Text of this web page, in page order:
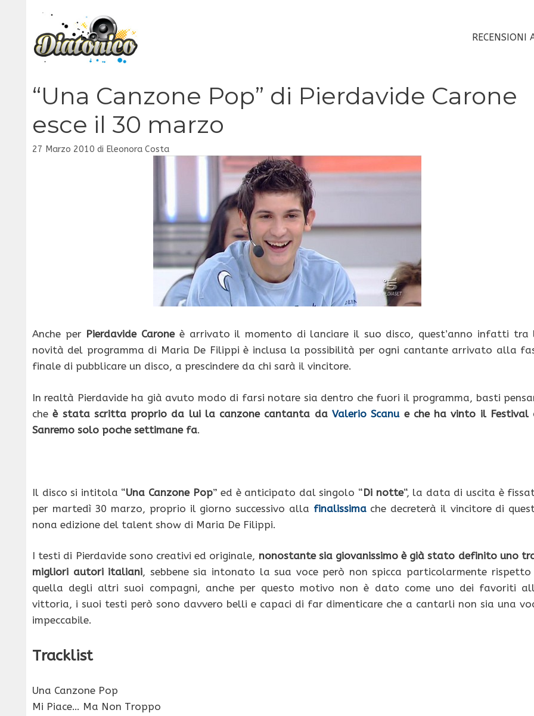
contenuto
RECENSIONI
“Una Canzone Pop” di Pierdavide Carone
esce il 30 marzo
27 Marzo 2010 di Eleonora Costa
Anche per Pierdavide Caroneè arrivato il momento di lanciare il suo disco, quest’anno infatti tra
novità del programma di Maria De Filippi è inclusa la possibilità per ogni cantante arrivato alla
finale di pubblicare un disco, a prescindere da chi sarà il vincitore.
In realtà Pierdavide ha già avuto modo di farsi notare sia dentro che fuori il programma, basti
cheè stata scritta proprio da lui la canzone cantanta daValerio Scanue che ha vinto il Festival
Sanremo solo poche settimane fa.
Il disco si intitola “Una Canzone Pop” ed è anticipato dal singolo “Di notte“, la data di uscita è
per martedì 30 marzo, proprio il giorno successivo alla finalissimache decreterà il vincitore di
nona edizione del talent show di Maria De Filippi.
I testi di Pierdavide sono creativi ed originale, nonostante sia giovanissimo è già stato definito uno
migliori autori italiani, sebbene sia intonato la sua voce però non spicca particolarmente rispetto
quella degli altri suoi compagni, anche per questo motivo non è dato come uno dei favoriti
vittoria, i suoi testi però sono davvero belli e capaci di far dimenticare che a cantarli non sia una
impeccabile.
Tracklist
Una Canzone Pop
Mi Piace… Ma Non Troppo